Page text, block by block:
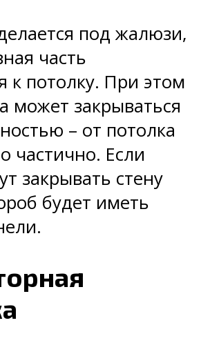
под жалюзи,
часть
к потолку. При этом
может закрываться
– от потолка
частично. Если
закрывать стену
будет иметь